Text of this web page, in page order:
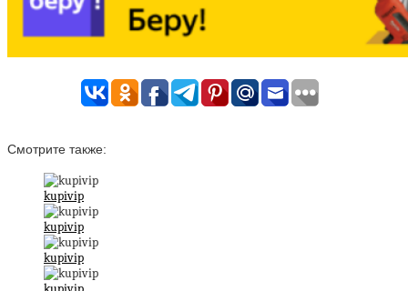
Смотрите также:
kupivip
kupivip
kupivip